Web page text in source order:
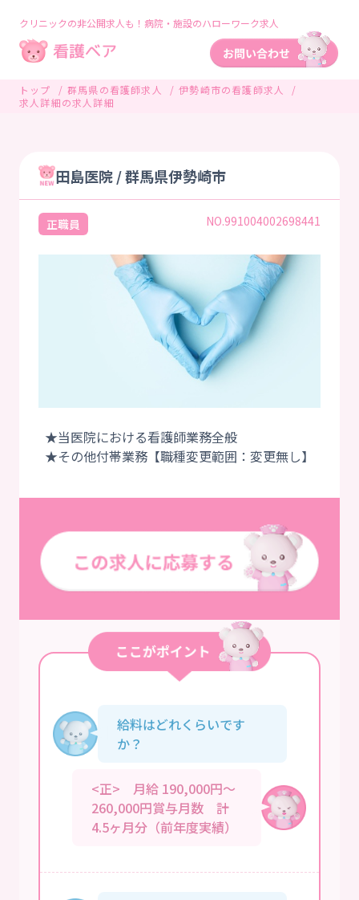
クリニックの非公開求人も！病院・施設のハローワーク求人
トップ 群馬県の看護師求人
伊勢崎市の看護師求人
求人詳細の求人詳細
田島医院 / 群馬県伊勢崎市
正職員 NO.991004002698441
★当医院における看護師業務全般
給料はどれくらいです
か？
<正> 月給 190,000円～
260,000円賞与月数 計
4.5ヶ月分（前年度実績）